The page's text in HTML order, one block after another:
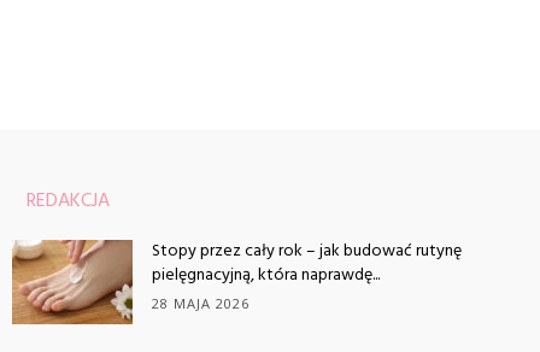
REDAKCJA
Stopy przez cały rok – jak budować rutynę
pielęgnacyjną, która naprawdę...
28 MAJA 2026